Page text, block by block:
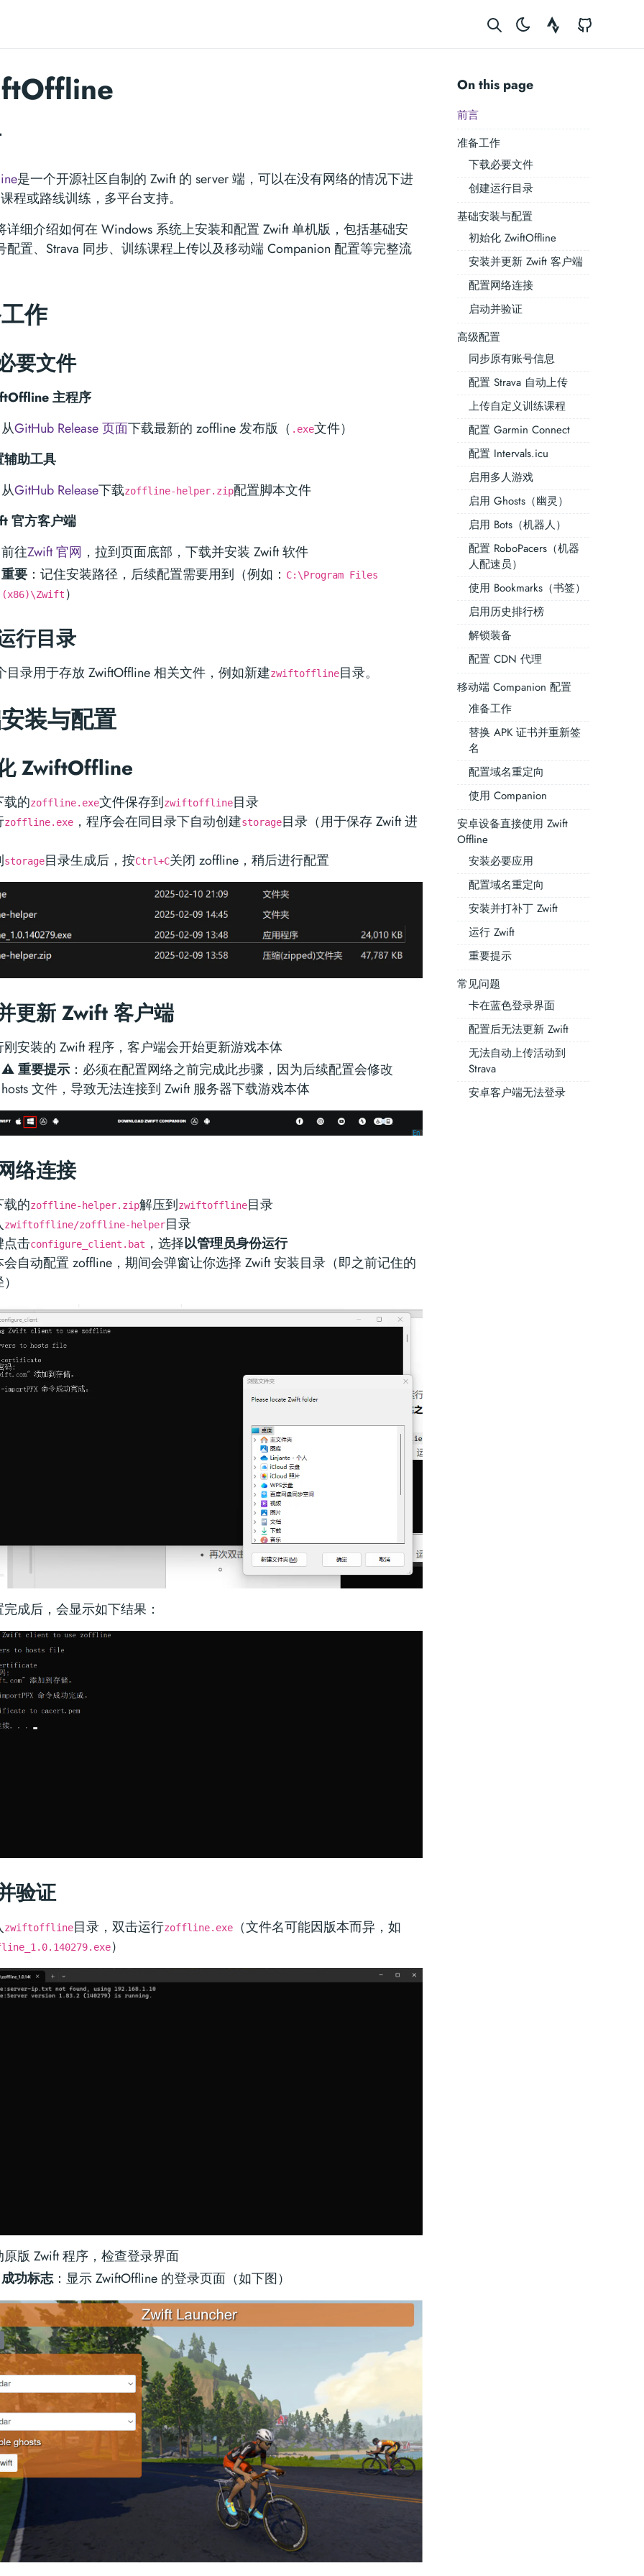
Strava
On this page
前言
准备工作
下载必要文件
创建运行目录
基础安装与配置
初始化 ZwiftOffline
安装并更新 Zwift 客户端
配置网络连接
启动并验证
高级配置
同步原有账号信息
配置 Strava 自动上传
上传自定义训练课程
配置 Garmin Connect
配置 Intervals.icu
启用多人游戏
启用 Ghosts（幽灵）
启用 Bots（机器人）
配置 RoboPacers（机器
人配速员）
使用 Bookmarks（书签）
启用历史排行榜
解锁装备
配置 CDN 代理
移动端 Companion 配置
准备工作
替换 APK 证书并重新签
名
配置域名重定向
使用 Companion
安卓设备直接使用 Zwift
Offline
安装必要应用
配置域名重定向
安装并打补丁 Zwift
运行 Zwift
重要提示
常见问题
卡在蓝色登录界面
配置后无法更新 Zwift
无法自动上传活动到
Strava
安卓客户端无法登录
是一个开源社区自制的 Zwift 的 server 端，可以在没有网络的情况下进
程或路线训练，多平台支持。
详细介绍如何在 Windows 系统上安装和配置 Zwift 单机版，包括基础安
配置、Strava 同步、训练课程上传以及移动端 Companion 配置等完整流
作
要文件
主程序
从GitHub Release 页面下载最新的 zoffline 发布版（ .exe文件）
辅助工具
从GitHub Release下载zoffline-helper.zip配置脚本文件
官方客户端
前往Zwift 官网 ，拉到页面底部，下载并安装 Zwift 软件
重要 ：记住安装路径，后续配置需要用到（例如： C:\Program Files
(x86)\Zwift ）
行目录
目录用于存放 ZwiftOffline 相关文件，例如新建zwiftoffline目录。
装与配置
ZwiftOffline
载的zoffline.exe文件保存到zwiftoffline目录
zoffline.exe ，程序会在同目录下自动创建storage目录（用于保存 Zwift 进
storage目录生成后，按Ctrl+C关闭 zoffline，稍后进行配置
更新 Zwift 客户端
刚安装的 Zwift 程序，客户端会开始更新游戏本体
⚠️ 重要提示 ：必须在配置网络之前完成此步骤，因为后续配置会修改
hosts 文件，导致无法连接到 Zwift 服务器下载游戏本体
络连接
载的zoffline-helper.zip解压到zwiftoffline目录
zwiftoffline/zoffline-helper目录
点击configure_client.bat ，选择以管理员身份运行
会自动配置 zoffline，期间会弹窗让你选择 Zwift 安装目录（即之前记住的
成后，会显示如下结果：
验证
zwiftoffline目录，双击运行zoffline.exe （文件名可能因版本而异，如
）
原版 Zwift 程序，检查登录界面
成功标志：显示 ZwiftOffline 的登录页面（如下图）